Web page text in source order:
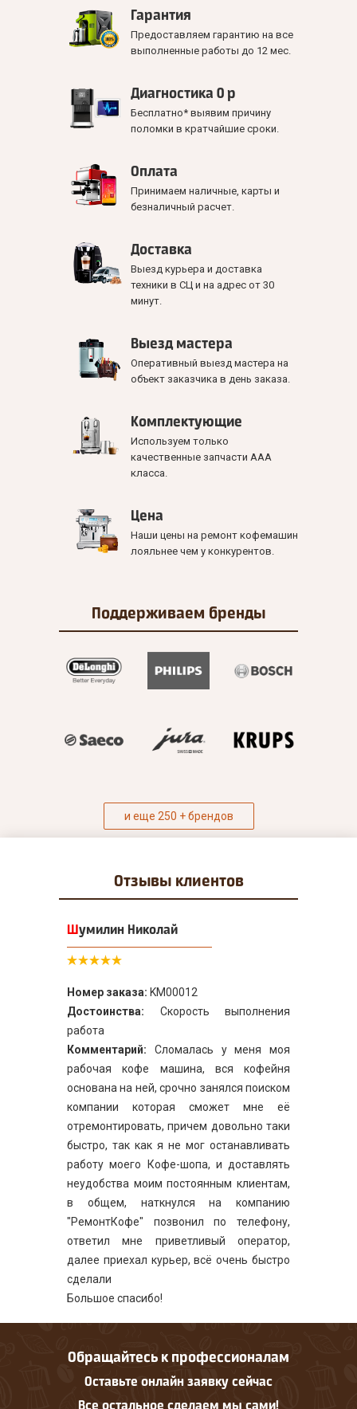
Гарантия
Предоставляем гарантию на все
выполненные работы до 12 мес.
Диагностика 0 р
Бесплатно* выявим причину
поломки в кратчайшие сроки.
Оплата
Принимаем наличные, карты и
безналичный расчет.
Доставка
Выезд курьера и доставка
техники в СЦ и на адрес от 30
минут.
Выезд мастера
Оперативный выезд мастера на
объект заказчика в день заказа.
Комплектующие
Используем только
качественные запчасти ААА
класса.
Цена
Наши цены на ремонт кофемашин
лояльнее чем у конкурентов.
Поддерживаем бренды
и еще 250 + брендов
Отзывы клиентов
Шумилин Николай
Номер заказа: KM00012
Достоинства: Скорость выполнения
работа
Комментарий: Сломалась у меня моя
рабочая кофе машина, вся кофейня
основана на ней, срочно занялся поиском
компании которая сможет мне её
отремонтировать, причем довольно таки
быстро, так как я не мог останавливать
работу моего Кофе-шопа, и доставлять
неудобства моим постоянным клиентам,
в общем, наткнулся на компанию
"РемонтКофе" позвонил по телефону,
ответил мне приветливый оператор,
далее приехал курьер, всё очень быстро
сделали
Большое спасибо!
Обращайтесь к профессионалам
Оставьте онлайн заявку сейчас
Все остальное сделаем мы сами!